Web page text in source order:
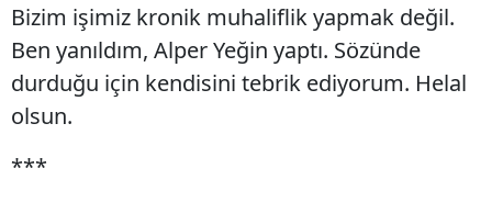
Bizim işimiz kronik muhaliflik yapmak değil.
Ben yanıldım, Alper Yeğin yaptı. Sözünde
durduğu için kendisini tebrik ediyorum. Helal
olsun.
***